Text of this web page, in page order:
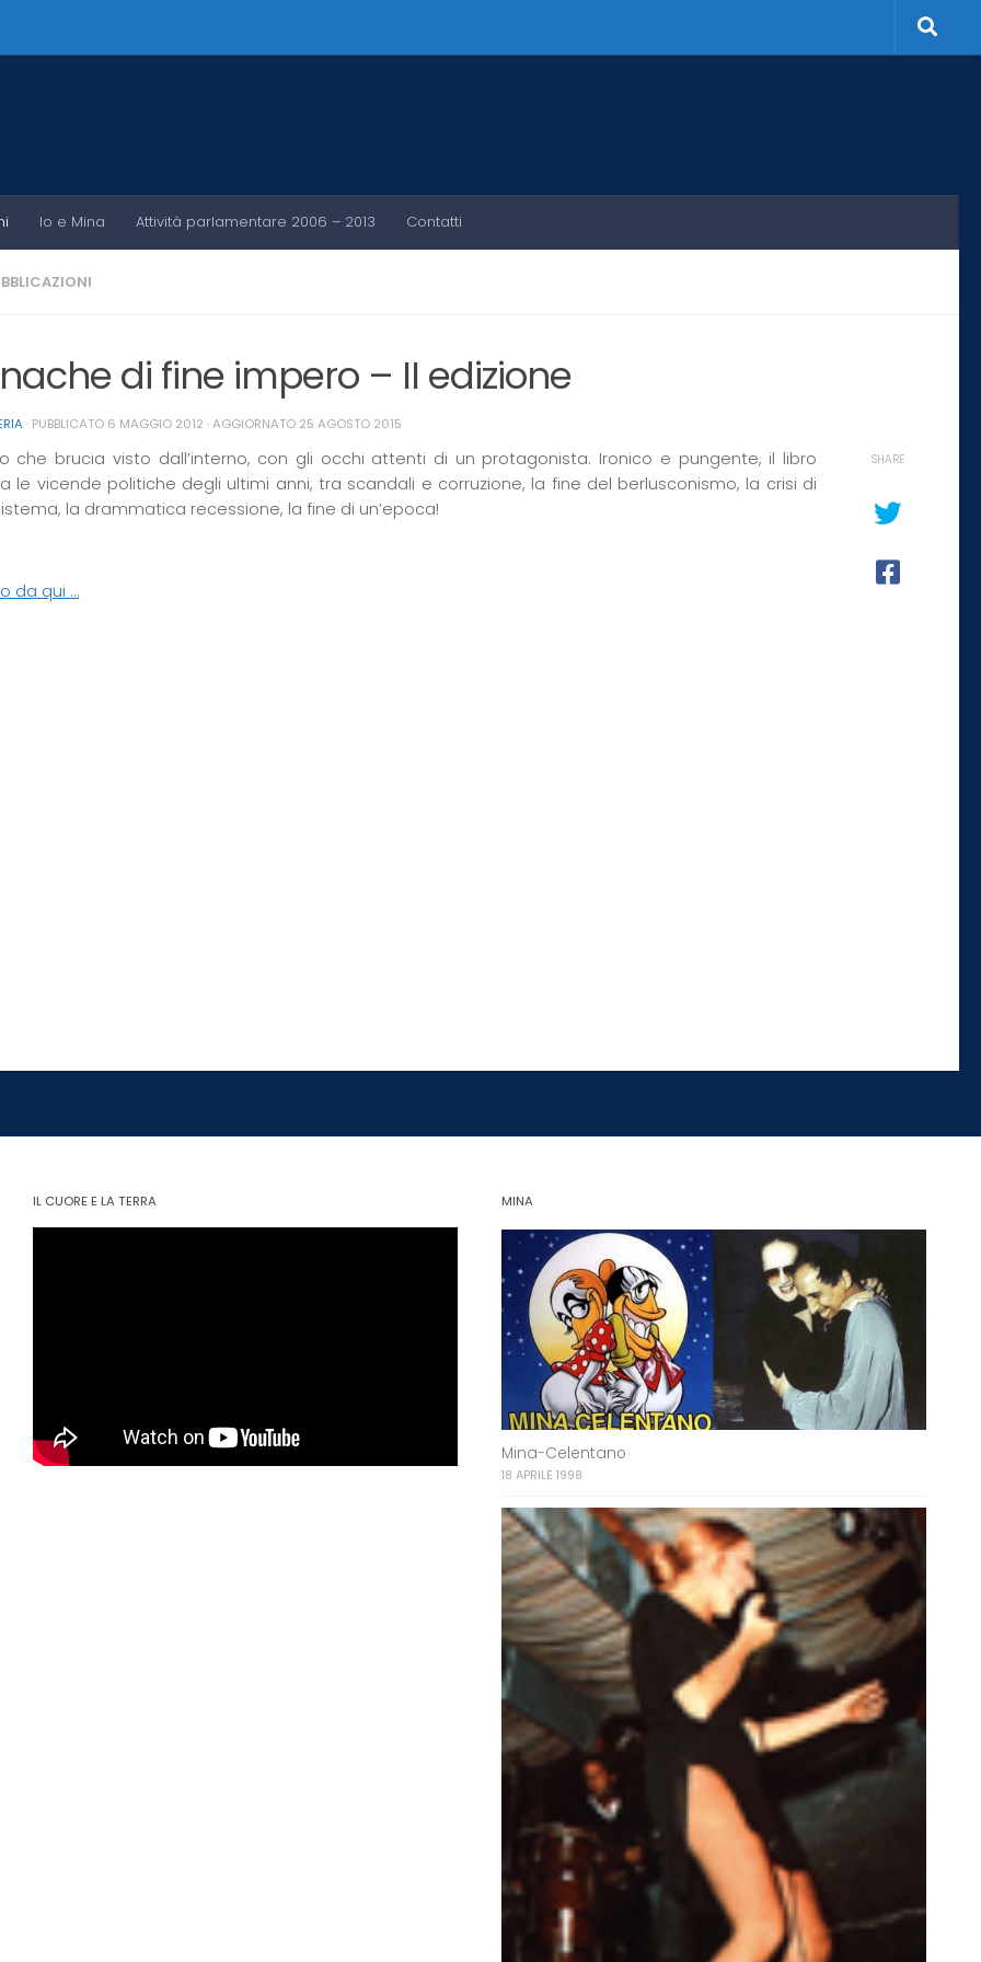
Io e Mina Attività parlamentare 2006 – 2013 Contatti
di fine impero – II edizione
· PUBBLICATO 6 MAGGIO 2012 · AGGIORNATO 25 AGOSTO 2015
che brucia visto dall’interno, con gli occhi attenti di un protagonista. Ironico e pungente, il libro
le vicende politiche degli ultimi anni, tra scandali e corruzione, la fine del berlusconismo, la crisi di
la drammatica recessione, la fine di un’epoca!
da qui …
SHARE
IL CUORE E LA TERRA MINA
Mina-Celentano
18 APRILE 1998